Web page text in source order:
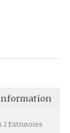
2 Extrusores